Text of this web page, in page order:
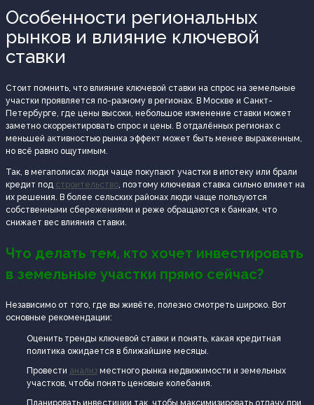
Особенности региональных
рынков и влияние ключевой
ставки
Стоит помнить, что влияние ключевой ставки на спрос на земельные
участки проявляется по-разному в регионах. В Москве и Санкт-
Петербурге, где цены высоки, небольшое изменение ставки может
заметно скорректировать спрос и цены. В отдалённых регионах с
меньшей активностью рынка эффект может быть менее выраженным,
но всё равно ощутимым.
Так, в мегаполисах люди чаще покупают участки в ипотеку или брали
кредит под строительство, поэтому ключевая ставка сильно влияет на
их решения. В более сельских районах люди чаще пользуются
собственными сбережениями и реже обращаются к банкам, что
снижает вес влияния ставки.
Что делать тем, кто хочет инвестировать
в земельные участки прямо сейчас?
Независимо от того, где вы живёте, полезно смотреть широко. Вот
основные рекомендации:
Оценить тренды ключевой ставки и понять, какая кредитная
политика ожидается в ближайшие месяцы.
Провести анализ местного рынка недвижимости и земельных
участков, чтобы понять ценовые колебания.
Планировать инвестиции так, чтобы максимизировать отдачу при